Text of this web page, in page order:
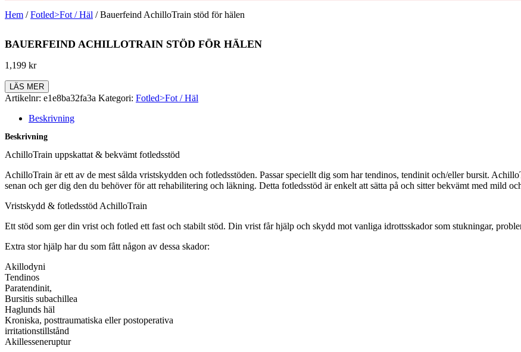
Hem /Fotled>Fot / Häl / Bauerfeind AchilloTrain stöd för hälen
BAUERFEIND ACHILLOTRAIN STÖD FÖR HÄLEN
1,199 kr
LÄS MER
Artikelnr: e1e8ba32fa3a Kategori: Fotled>Fot / Häl
Beskrivning
Beskrivning
AchilloTrain uppskattat & bekvämt fotledsstöd
AchilloTrain är ett av de mest sålda vristskydden och fotledsstöden. Passar speciellt dig som har tendinos, tendinit och/eller bursit.
senan och ger dig den du behöver för att rehabilitering och läkning. Detta fotledsstöd är enkelt att sätta på och sitter bekvämt med mild
Vristskydd & fotledsstöd AchilloTrain
Ett stöd som ger din vrist och fotled ett fast och stabilt stöd. Din vrist får hjälp och skydd mot vanliga idrottsskador som stukningar,
Extra stor hjälp har du som fått någon av dessa skador:
Akillodyni
Tendinos
Paratendinit,
Bursitis subachillea
Haglunds häl
Kroniska, posttraumatiska eller postoperativa
irritationstillstånd
Akillesseneruptur